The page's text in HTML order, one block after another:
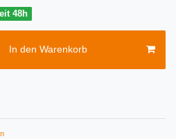
48h
In den Warenkorb